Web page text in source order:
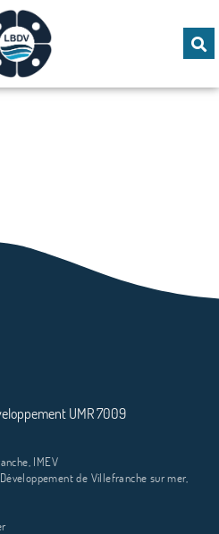
UMR 7009
IMEV
de Villefranche sur mer,